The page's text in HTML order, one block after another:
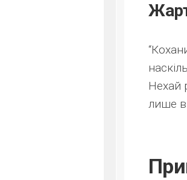
Нехай
лише